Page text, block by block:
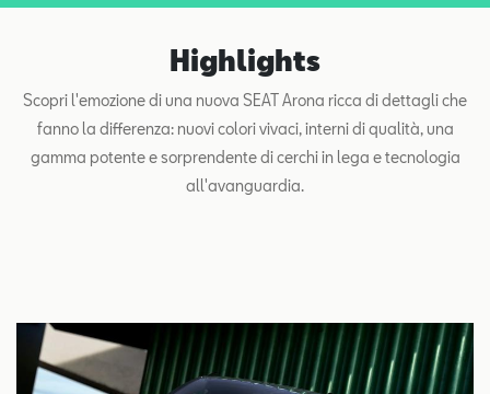
Highlights
Scopri l'emozione di una nuova SEAT Arona ricca di dettagli che
fanno la differenza: nuovi colori vivaci, interni di qualità, una
gamma potente e sorprendente di cerchi in lega e tecnologia
all'avanguardia.